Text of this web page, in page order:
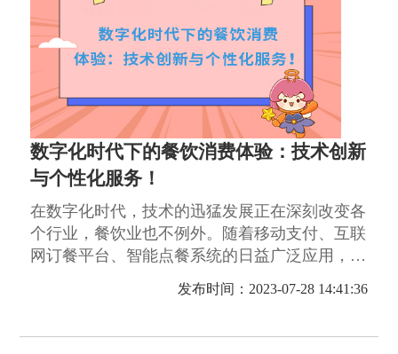
数字化时代下的餐饮消费体验：技术创新
与个性化服务！
在数字化时代，技术的迅猛发展正在深刻改变各
个行业，餐饮业也不例外。随着移动支付、互联
网订餐平台、智能点餐系统的日益广泛应用，餐
饮消费体验正呈现出全新的面貌。
发布时间：2023-07-28 14:41:36